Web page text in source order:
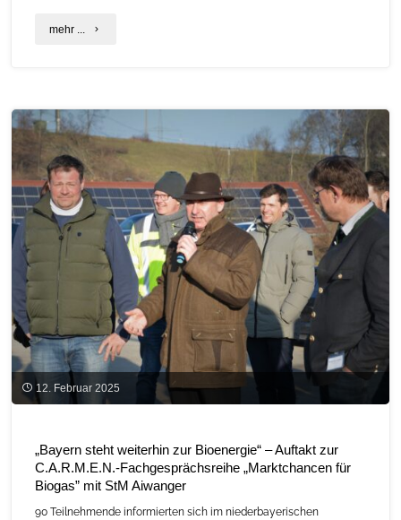
mehr ... "Betrug
DBFZ-
Hintergrundpapier
zeigt
Marktverschiebungen
auf"
12. Februar 2025
„Bayern steht weiterhin zur Bioenergie“ – Auftakt zur
C.A.R.M.E.N.-Fachgesprächsreihe „Marktchancen für
Biogas” mit StM Aiwanger
90 Teilnehmende informierten sich im niederbayerischen